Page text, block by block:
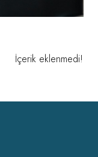
İçerik eklenmedi!